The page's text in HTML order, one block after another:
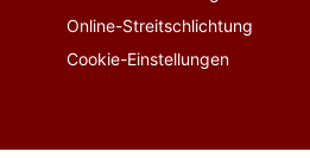
Online-Streitschlichtung
Cookie-Einstellungen